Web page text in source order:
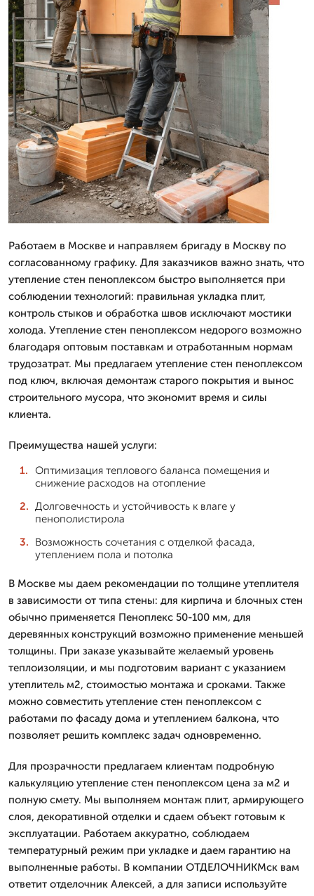
Работаем в Москве и направляем бригаду в Москву по
согласованному графику. Для заказчиков важно знать, что
утепление стен пеноплексом быстро выполняется при
соблюдении технологий: правильная укладка плит,
контроль стыков и обработка швов исключают мостики
холода. Утепление стен пеноплексом недорого возможно
благодаря оптовым поставкам и отработанным нормам
трудозатрат. Мы предлагаем утепление стен пеноплексом
под ключ, включая демонтаж старого покрытия и вынос
строительного мусора, что экономит время и силы
клиента.
Преимущества нашей услуги:
Оптимизация теплового баланса помещения и
снижение расходов на отопление
Долговечность и устойчивость к влаге у
пенополистирола
Возможность сочетания с отделкой фасада,
утеплением пола и потолка
В Москве мы даем рекомендации по толщине утеплителя
в зависимости от типа стены: для кирпича и блочных стен
обычно применяется Пеноплекс 50-100 мм, для
деревянных конструкций возможно применение меньшей
толщины. При заказе указывайте желаемый уровень
теплоизоляции, и мы подготовим вариант с указанием
утеплитель м2, стоимостью монтажа и сроками. Также
можно совместить утепление стен пеноплексом с
работами по фасаду дома и утеплением балкона, что
позволяет решить комплекс задач одновременно.
Для прозрачности предлагаем клиентам подробную
калькуляцию утепление стен пеноплексом цена за м2 и
полную смету. Мы выполняем монтаж плит, армирующего
слоя, декоративной отделки и сдаем объект готовым к
эксплуатации. Работаем аккуратно, соблюдаем
температурный режим при укладке и даем гарантию на
выполненные работы. В компании ОТДЕЛОЧНИКМск вам
ответит отделочник Алексей, а для записи используйте